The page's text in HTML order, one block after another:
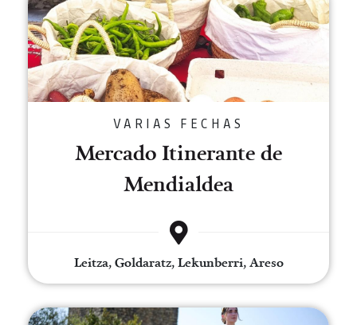
VARIAS FECHAS
Mercado Itinerante de
Mendialdea
Leitza, Goldaratz, Lekunberri, Areso
Villa de Viñas: el festival en la